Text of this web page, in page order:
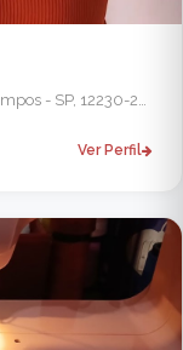
R. Altair, 74 - Jardim Satélite, São José dos Campos - SP, 12230-230, Brasil
Ver Perfil